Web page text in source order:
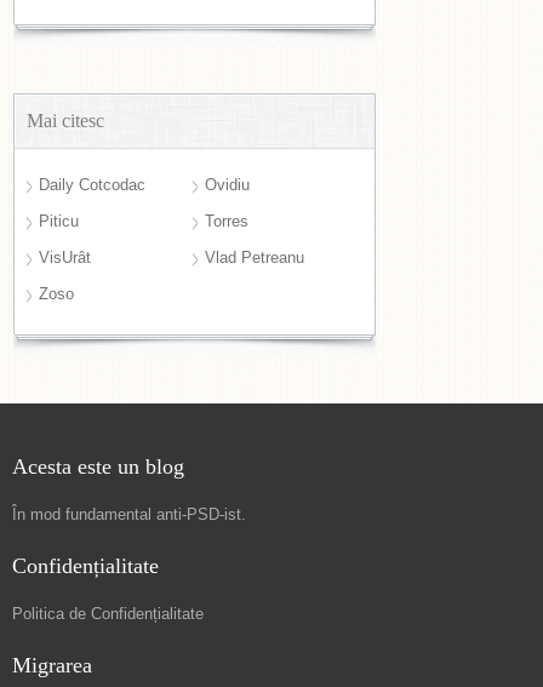
Mai citesc
Daily Cotcodac
Ovidiu
Piticu
Torres
VisUrât
Vlad Petreanu
Zoso
Acesta este un blog
În mod fundamental anti-PSD-ist.
Confidențialitate
Politica de Confidențialitate
Migrarea